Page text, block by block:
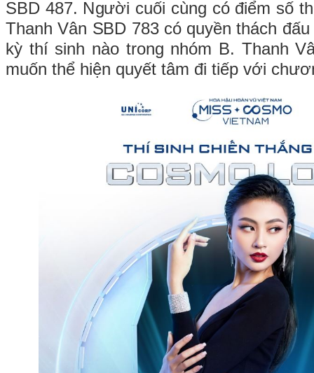
SBD 487. Người cuối cùng có điểm số
Thanh Vân SBD 783 có quyền thách
kỳ thí sinh nào trong nhóm B. Thanh
muốn thể hiện quyết tâm đi tiếp với